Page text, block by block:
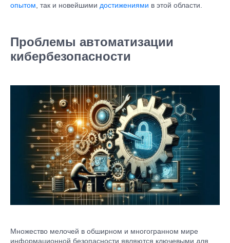
опытом , так и новейшими достижениями в этой области.
Проблемы автоматизации
кибербезопасности
Множество мелочей в обширном и многогранном мире
информационной безопасности являются ключевыми для